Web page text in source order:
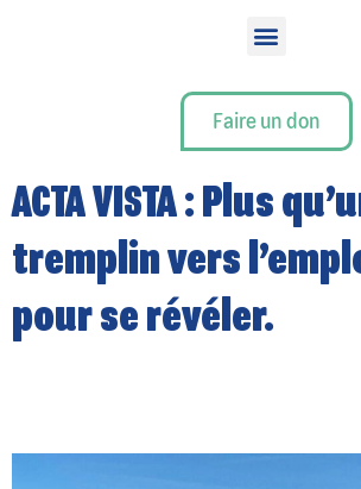
Faire un don
ACTA VISTA : Plus
tremplin vers
pour se révéler.